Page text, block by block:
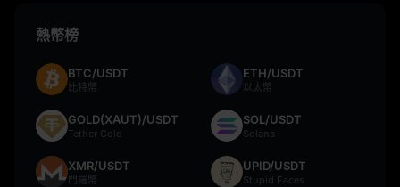
熱幣榜
BTC/USDT
比特幣
ETH/USDT
以太幣
GOLD(XAUT)/USDT
Tether Gold
SOL/USDT
Solana
XMR/USDT
門羅幣
UPID/USDT
Stupid Faces